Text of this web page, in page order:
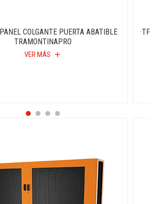
COLGANTE PUERTA ABATIBLE
TRAMONTINAPRO
VER MÁS add